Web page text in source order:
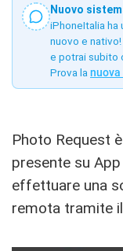
Nuovo
iPhoneItalia
nuovo e
e potrai subito
Prova la
Photo Request
presente su
effettuare una
remota tramite